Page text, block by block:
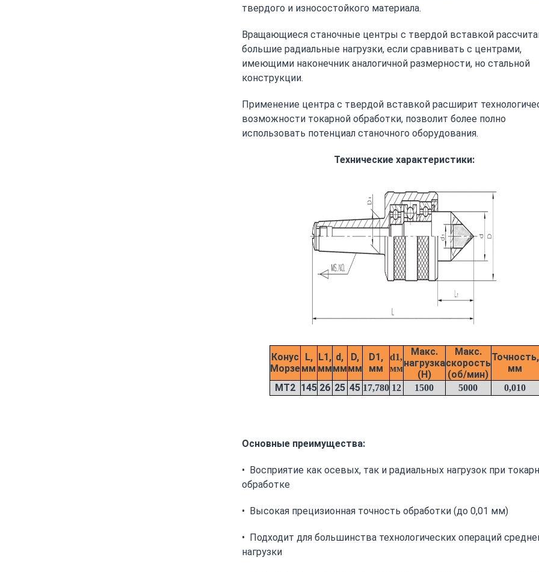
твердого и износостойкого материала.
Вращающиеся станочные центры с твердой вставкой
большие радиальные нагрузки, если сравнивать с центрами,
имеющими наконечник аналогичной размерности, но стальной
конструкции.
Применение центра с твердой вставкой расширит
возможности токарной обработки, позволит более полно
использовать потенциал станочного оборудования.
Технические характеристики:
Конус
Морзе
L,
мм
L1,
мм
d,
мм
D,
мм
D1,
мм
d1,
мм
Макс.
нагрузка
(Н)
Макс.
скорость
(об/мин)
Точность,
мм
MТ2 145 26 25 45 17,780 12 1500 5000 0,010
Основные преимущества:
• Восприятие как осевых, так и радиальных нагрузок при
обработке
• Высокая прецизионная точность обработки (до 0,01 мм)
• Подходит для большинства технологических операций
нагрузки